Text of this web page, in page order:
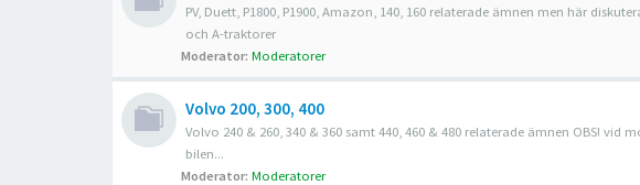
PV, Duett, P1800, P1900, Amazon, 140, 160 relaterade ämnen men här
och A-traktorer
Moderator: Moderatorer
Volvo 200, 300, 400
Volvo 240 & 260, 340 & 360 samt 440, 460 & 480 relaterade ämnen OBS!
bilen...
Moderator: Moderatorer